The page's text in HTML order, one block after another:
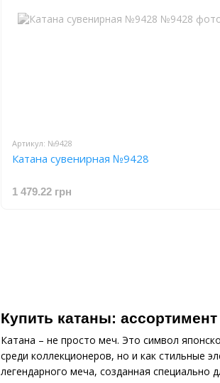
Купить катаны:
Катана – не просто меч. Это символ
среди коллекционеров, но и как стильные
легендарного меча, созданная
Артикул: №9428
Катана сувенирная №9428
1 479.22 грн